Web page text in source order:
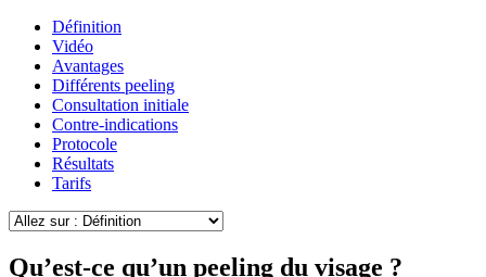
Définition
Vidéo
Avantages
Différents peeling
Consultation initiale
Contre-indications
Protocole
Résultats
Tarifs
Qu’est-ce qu’un peeling du visage ?